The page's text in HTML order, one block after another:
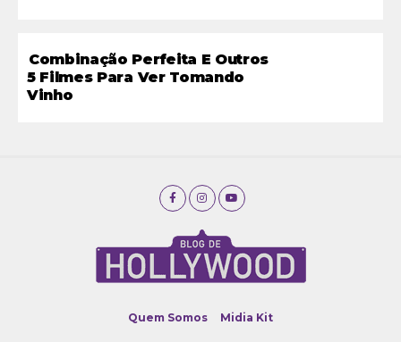
Combinação Perfeita E Outros
5 Filmes Para Ver Tomando
Vinho
Quem Somos Midia Kit